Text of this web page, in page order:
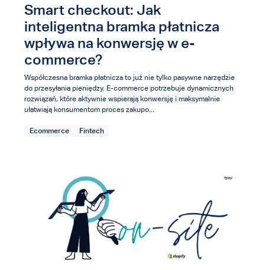
Smart checkout: Jak
inteligentna bramka płatnicza
wpływa na konwersję w e-
commerce?
Współczesna bramka płatnicza to już nie tylko pasywne narzędzie
do przesyłania pieniędzy. E-commerce potrzebuje dynamicznych
rozwiązań, które aktywnie wspierają konwersję i maksymalnie
ułatwiają konsumentom proces zakupo...
Ecommerce Fintech